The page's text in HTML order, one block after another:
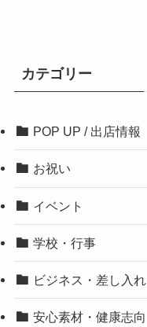
カテゴリー
POP UP / 出店情報
お祝い
イベント
学校・行事
ビジネス・差し入れ
安心素材・健康志向